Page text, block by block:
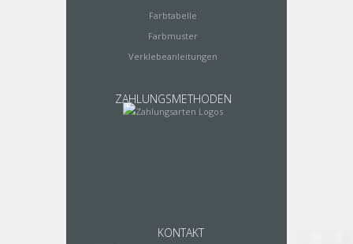
Farbtabelle
Farbmuster
Verklebeanleitungen
ZAHLUNGSMETHODEN
KONTAKT